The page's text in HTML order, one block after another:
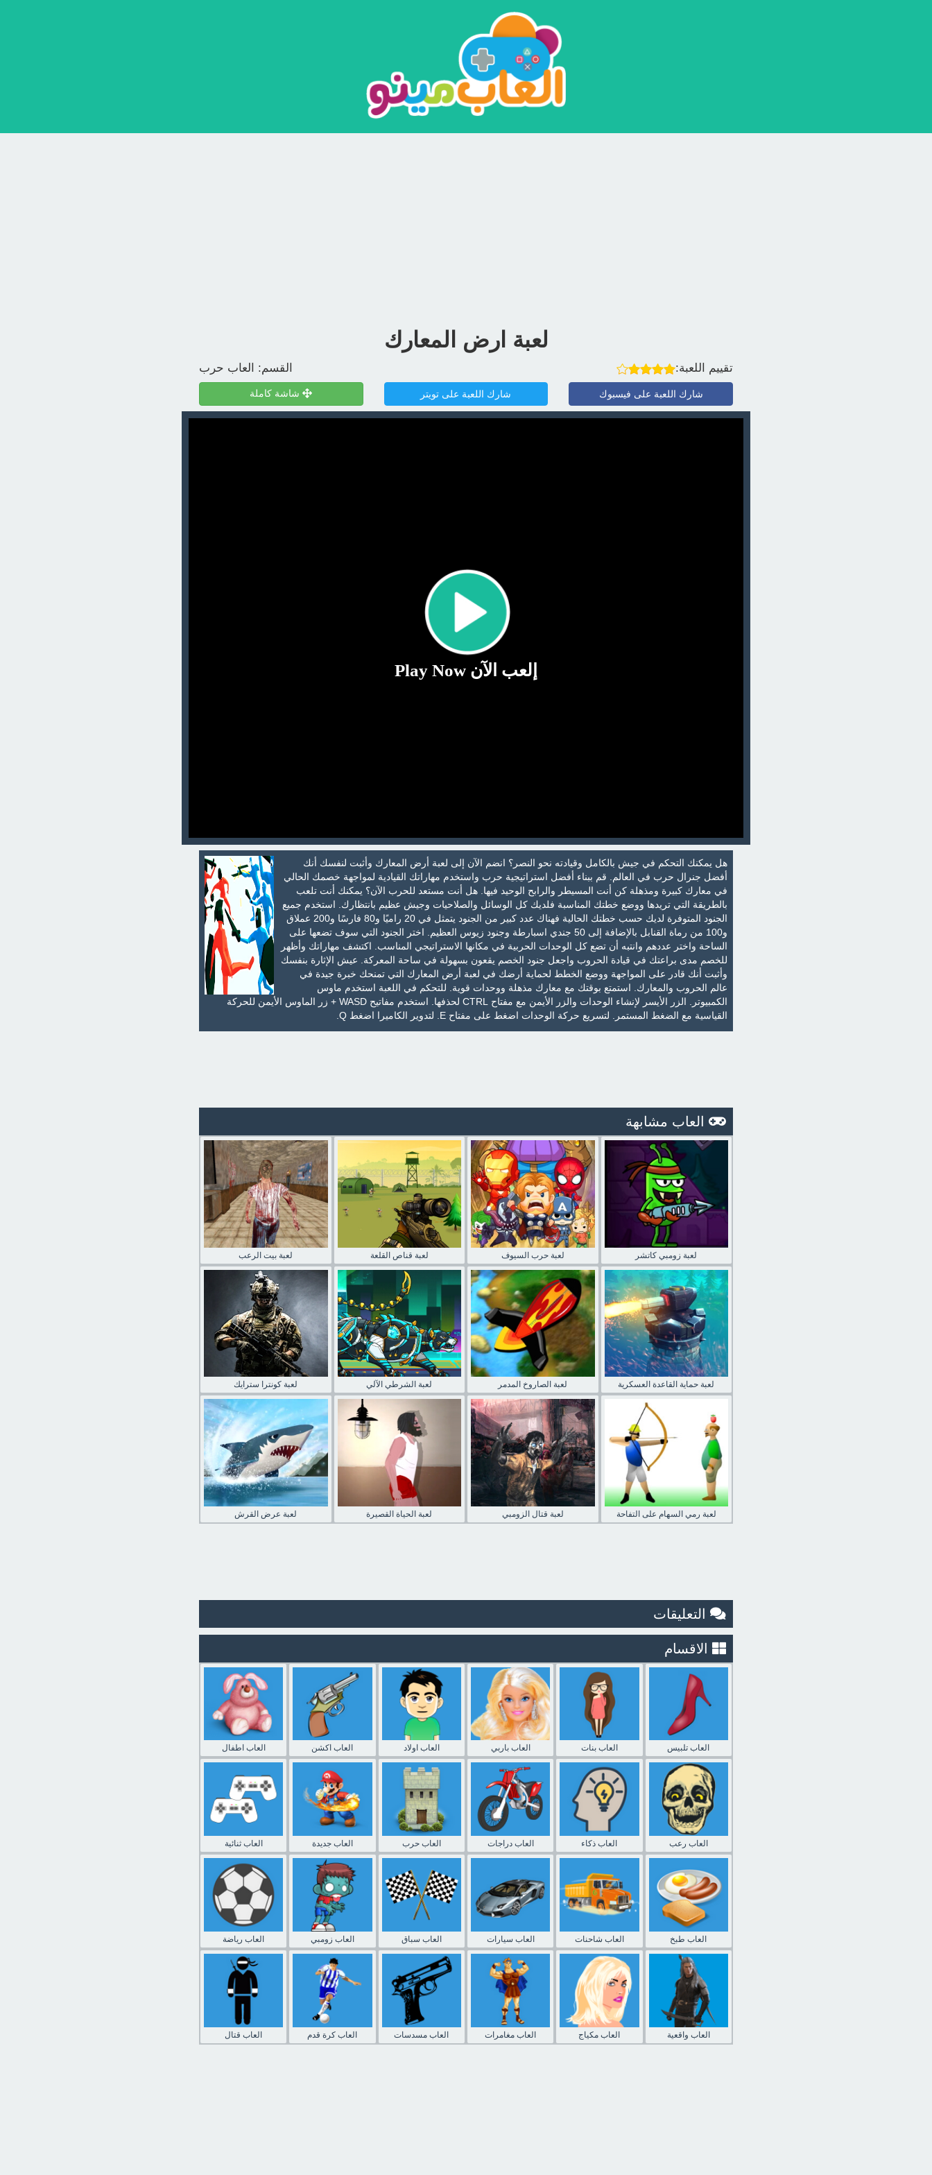
لعبة ارض المعارك
القسم: العاب حرب تقييم اللعبة:
شاشة كاملة شارك اللعبة على تويتر شارك اللعبة على فيسبوك
إلعب الآن Play Now
هل يمكنك التحكم في جيش بالكامل وقيادته نحو النصر؟ انضم الآن إلى لعبة أرض المعارك وأثبت لنفسك أنك
أفضل جنرال حرب في العالم. قم ببناء أفضل استراتيجية حرب واستخدم مهاراتك القيادية لمواجهة خصمك الحالي
في معارك كبيرة ومذهلة كن أنت المسيطر والرابح الوحيد فيها. هل أنت مستعد للحرب الآن؟ يمكنك أنت تلعب
بالطريقة التي تريدها ووضع خطتك المناسبة فلديك كل الوسائل والصلاحيات وجيش عظيم بانتظارك. استخدم جميع
الجنود المتوفرة لديك حسب خطتك الحالية فهناك عدد كبير من الجنود يتمثل في 20 راميًا و80 فارسًا و200 عملاق
و100 من رماة القنابل بالإضافة إلى 50 جندي اسبارطة وجنود زيوس العظيم. اختر الجنود التي سوف تضعها على
الساحة واختر عددهم وانتبه أن تضع كل الوحدات الحربية في مكانها الاستراتيجي المناسب. اكتشف مهاراتك وأظهر
للخصم مدى براعتك في قيادة الحروب واجعل جنود الخصم يقعون بسهولة في ساحة المعركة. عيش الإثارة بنفسك
وأثبت أنك قادر على المواجهة ووضع الخطط لحماية أرضك في لعبة أرض المعارك التي تمنحك خبرة جيدة في
عالم الحروب والمعارك. استمتع بوقتك مع معارك مذهلة ووحدات قوية. للتحكم في اللعبة استخدم ماوس
الكمبيوتر. الزر الأيسر لإنشاء الوحدات والزر الأيمن مع مفتاح CTRL لحذفها. استخدم مفاتيح WASD + زر الماوس الأيمن للحركة
القياسية مع الضغط المستمر. لتسريع حركة الوحدات اضغط على مفتاح E. لتدوير الكاميرا اضغط Q.
العاب مشابهة
لعبة بيت الرعب لعبة قناص القلعة لعبة حرب السيوف لعبة زومبي كاتشر
لعبة كونترا سترايك لعبة الشرطي الآلي لعبة الصاروخ المدمر لعبة حماية القاعدة العسكرية
لعبة عرض القرش لعبة الحياة القصيرة لعبة قتال الزومبي لعبة رمي السهام على التفاحة
التعليقات
الاقسام
العاب اطفال العاب اكشن العاب اولاد العاب باربي العاب بنات العاب تلبيس
العاب ثنائية العاب جديدة العاب حرب العاب دراجات العاب ذكاء العاب رعب
العاب رياضة العاب زومبي العاب سباق العاب سيارات العاب شاحنات العاب طبخ
العاب قتال العاب كرة قدم العاب مسدسات العاب مغامرات العاب مكياج العاب واقعية